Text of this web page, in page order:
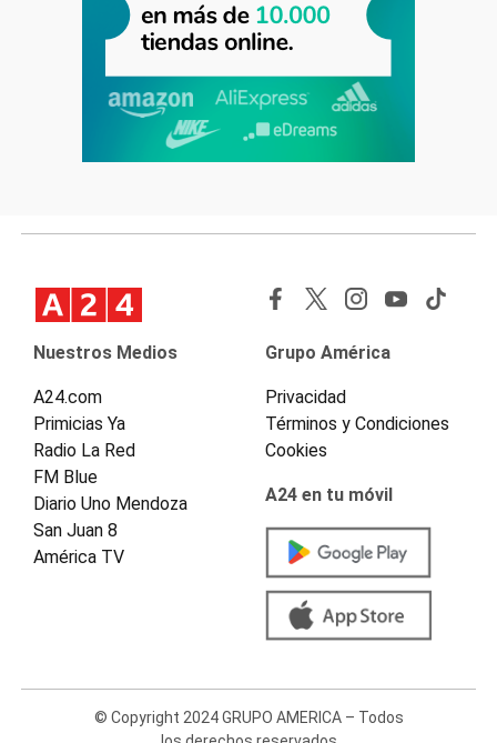
Nuestros Medios
A24.com
Primicias Ya
Radio La Red
FM Blue
Diario Uno Mendoza
San Juan 8
América TV
Grupo América
Privacidad
Términos y Condiciones
Cookies
A24 en tu móvil
© Copyright 2024 GRUPO AMERICA – Todos